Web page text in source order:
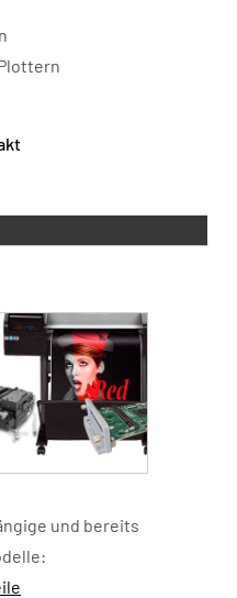
und bereits